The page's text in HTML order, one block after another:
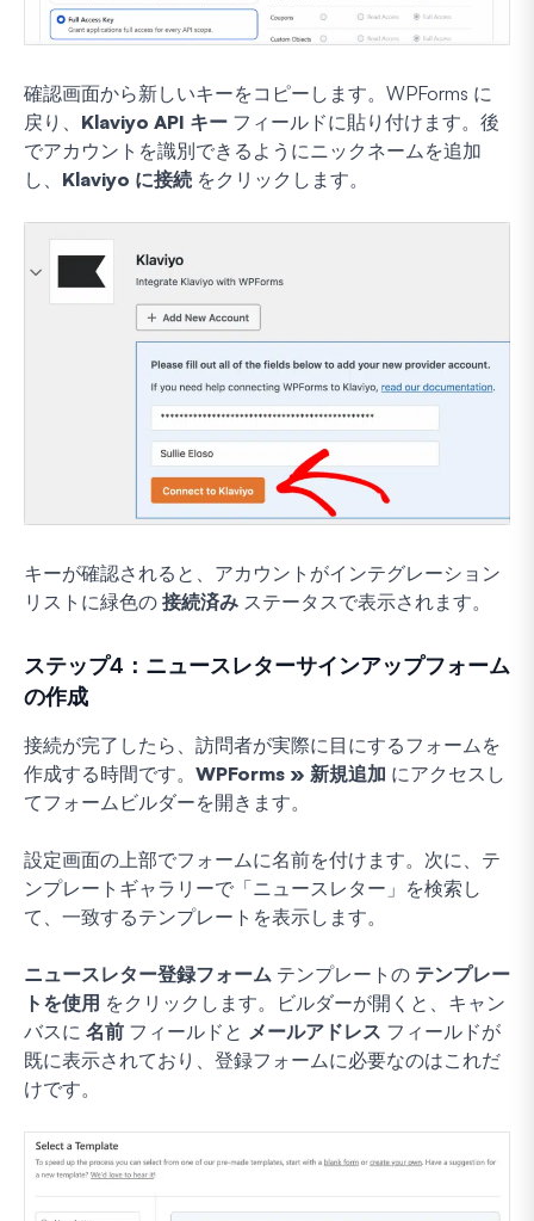
確認画面から新しいキーをコピーします。WPForms に
戻り、 Klaviyo API キー フィールドに貼り付けます。後
でアカウントを識別できるようにニックネームを追加
し、 Klaviyo に接続 をクリックします。
キーが確認されると、アカウントがインテグレーション
リストに緑色の 接続済み ステータスで表示されます。
ステップ4：ニュースレターサインアップフォーム
の作成
接続が完了したら、訪問者が実際に目にするフォームを
作成する時間です。 WPForms » 新規追加 にアクセスし
てフォームビルダーを開きます。
設定画面の上部でフォームに名前を付けます。次に、テ
ンプレートギャラリーで「ニュースレター」を検索し
て、一致するテンプレートを表示します。
ニュースレター登録フォーム テンプレートの テンプレー
トを使用 をクリックします。ビルダーが開くと、キャン
バスに 名前 フィールドと メールアドレス フィールドが
既に表示されており、登録フォームに必要なのはこれだ
けです。